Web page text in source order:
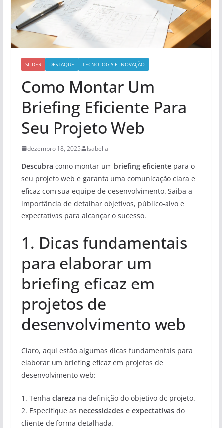
SLIDER DESTAQUE TECNOLOGIA E INOVAÇÃO
Como Montar Um
Briefing Eficiente Para
Seu Projeto Web
dezembro 18, 2025 Isabella
Descubra como montar um briefing eficientepara o
seu projeto web e garanta uma comunicação clara e
eficaz com sua equipe de desenvolvimento. Saiba a
importância de detalhar objetivos, público-alvo e
expectativas para alcançar o sucesso.
1. Dicas fundamentais
para elaborar um
briefing eficaz em
projetos de
desenvolvimento web
Claro, aqui estão algumas dicas fundamentais para
elaborar um briefing eficaz em projetos de
desenvolvimento web:
1. Tenha clareza na definição do objetivo do projeto.
2. Especifique as necessidades e expectativasdo
cliente de forma detalhada.